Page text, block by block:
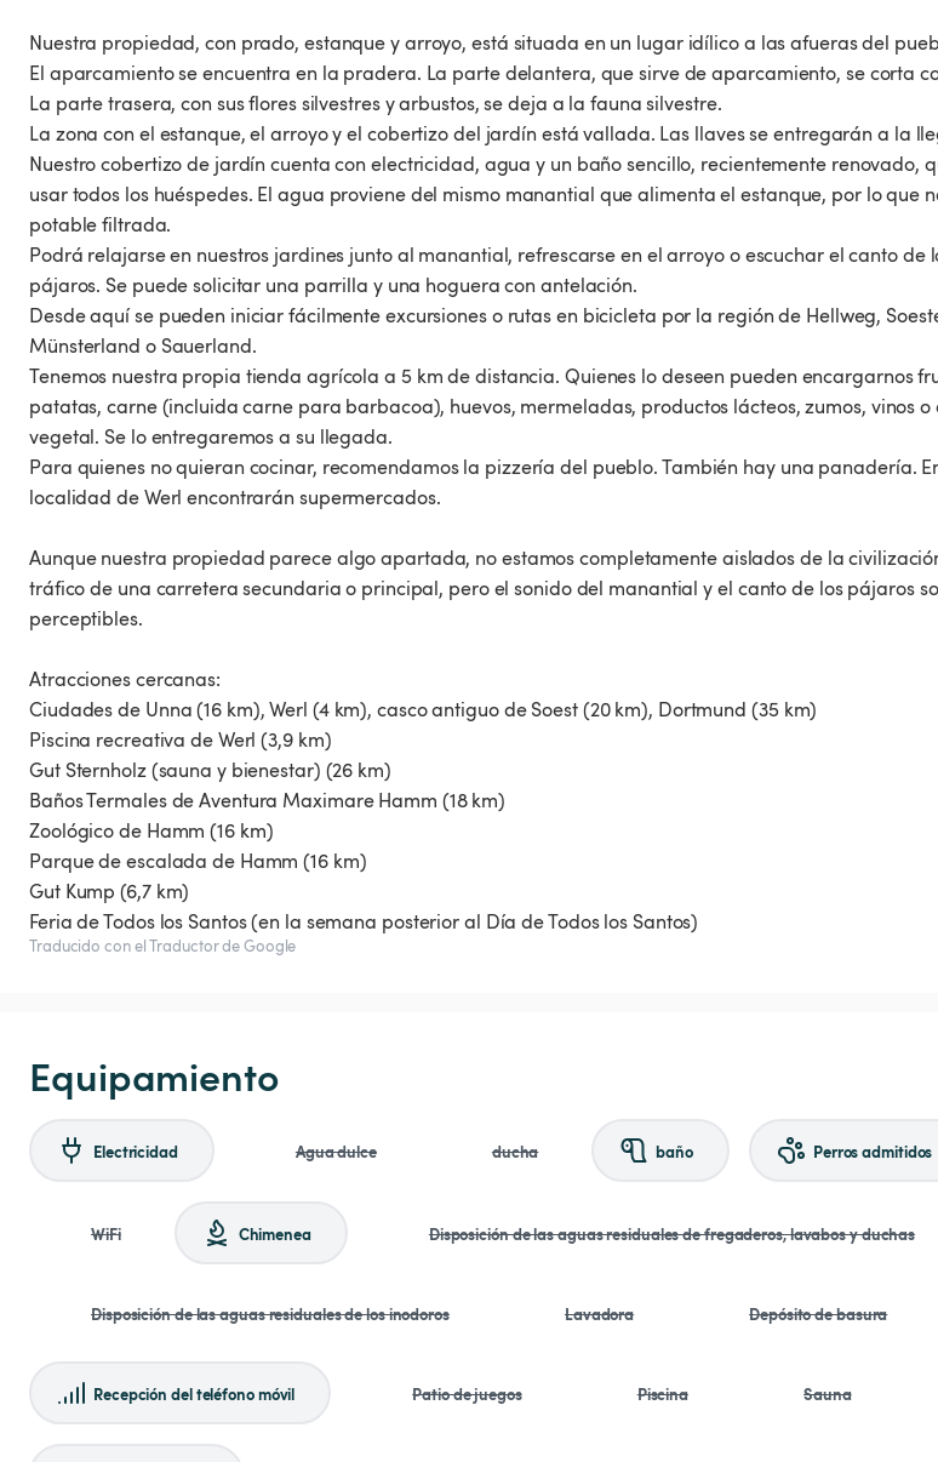
Nuestra propiedad, con prado, estanque y arroyo, está situada en un lugar idílico a las afueras del
El aparcamiento se encuentra en la pradera. La parte delantera, que sirve de aparcamiento, se corta
La parte trasera, con sus flores silvestres y arbustos, se deja a la fauna silvestre.
La zona con el estanque, el arroyo y el cobertizo del jardín está vallada. Las llaves se entregarán a la
Nuestro cobertizo de jardín cuenta con electricidad, agua y un baño sencillo, recientemente renovado,
usar todos los huéspedes. El agua proviene del mismo manantial que alimenta el estanque, por lo que
potable filtrada.
Podrá relajarse en nuestros jardines junto al manantial, refrescarse en el arroyo o escuchar el canto de
pájaros. Se puede solicitar una parrilla y una hoguera con antelación.
Desde aquí se pueden iniciar fácilmente excursiones o rutas en bicicleta por la región de Hellweg,
Münsterland o Sauerland.
Tenemos nuestra propia tienda agrícola a 5 km de distancia. Quienes lo deseen pueden encargarnos
patatas, carne (incluida carne para barbacoa), huevos, mermeladas, productos lácteos, zumos, vinos o
vegetal. Se lo entregaremos a su llegada.
Para quienes no quieran cocinar, recomendamos la pizzería del pueblo. También hay una panadería.
localidad de Werl encontrarán supermercados.
Aunque nuestra propiedad parece algo apartada, no estamos completamente aislados de la
tráfico de una carretera secundaria o principal, pero el sonido del manantial y el canto de los pájaros
perceptibles.
Atracciones cercanas:
Ciudades de Unna (16 km), Werl (4 km), casco antiguo de Soest (20 km), Dortmund (35 km)
Piscina recreativa de Werl (3,9 km)
Gut Sternholz (sauna y bienestar) (26 km)
Baños Termales de Aventura Maximare Hamm (18 km)
Zoológico de Hamm (16 km)
Parque de escalada de Hamm (16 km)
Gut Kump (6,7 km)
Traducido con el Traductor de Google
Equipamiento
Electricidad Agua dulce ducha baño Perros admitidos
WiFi Chimenea Disposición de las aguas residuales de fregaderos, lavabos y duchas
Disposición de las aguas residuales de los inodoros Lavadora Depósito de basura
Recepción del teléfono móvil Patio de juegos Piscina Sauna